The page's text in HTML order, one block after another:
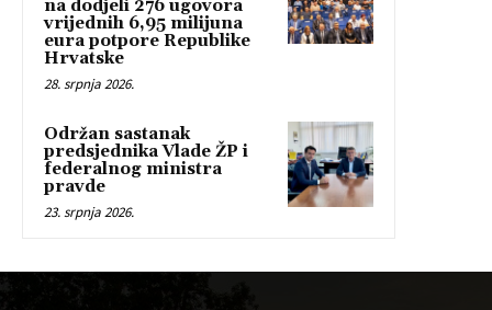
na dodjeli 276 ugovora
vrijednih 6,95 milijuna
eura potpore Republike
Hrvatske
28. srpnja 2026.
Održan sastanak
predsjednika Vlade ŽP i
federalnog ministra
pravde
23. srpnja 2026.